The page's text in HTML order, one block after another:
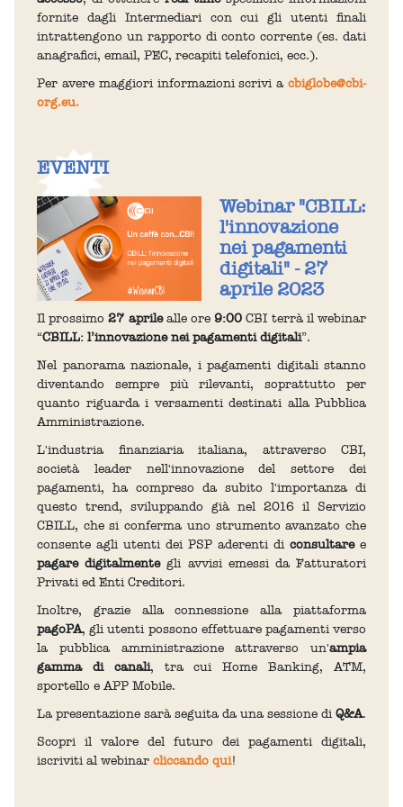
fornite dagli Intermediari con cui gli utenti finali
intrattengono un rapporto di conto corrente (es. dati
anagrafici, email, PEC, recapiti telefonici, ecc.).
Per avere maggiori informazioni scrivi a cbiglobe@cbi-
org.eu.
EVENTI
Webinar "CBILL:
l'innovazione
nei pagamenti
digitali" - 27
aprile 2023
Il prossimo27 aprilealle ore9:00 CBI terrà il webinar
“CBILL: l’innovazione nei pagamenti digitali”.
Nel panorama nazionale, i pagamenti digitali stanno
diventando sempre più rilevanti, soprattutto per
quanto riguarda i versamenti destinati alla Pubblica
Amministrazione.
L'industria finanziaria italiana, attraverso CBI,
società leader nell'innovazione del settore dei
pagamenti, ha compreso da subito l'importanza di
questo trend, sviluppando già nel 2016 il Servizio
CBILL, che si conferma uno strumento avanzato che
consente agli utenti dei PSP aderenti di consultaree
pagare digitalmentegli avvisi emessi da Fatturatori
Privati ed Enti Creditori.
Inoltre, grazie alla connessione alla piattaforma
pagoPA, gli utenti possono effettuare pagamenti verso
la pubblica amministrazione attraverso un'ampia
gamma di canali, tra cui Home Banking, ATM,
sportello e APP Mobile.
La presentazione sarà seguita da una sessione diQ&A.
Scopri il valore del futuro dei pagamenti digitali,
iscriviti al webinar cliccando qui!